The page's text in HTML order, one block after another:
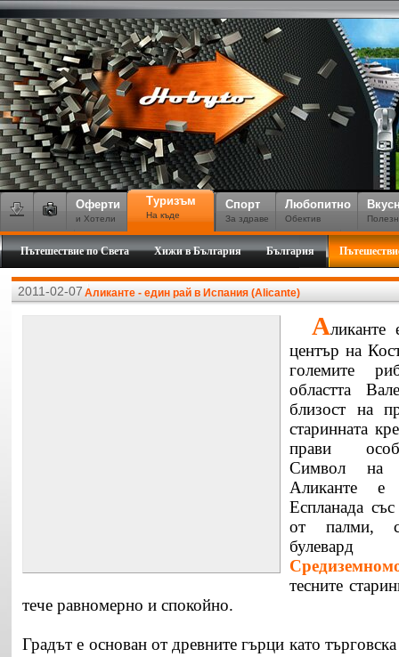
Оферти
и Хотели
Туризъм
На къде
Спорт
За здраве
Любопитно
Обектив
Пътешествие по Света Хижи в България България
2011-02-07 Аликанте - един рай в Испания (Alicante)
Аликанте
център на
големите
областта
близост на
старинната
прави
Символ на
Аликанте е
Еспланада
от палми,
тесните
тече равномерно и спокойно.
Градът е основан от древните гърци като